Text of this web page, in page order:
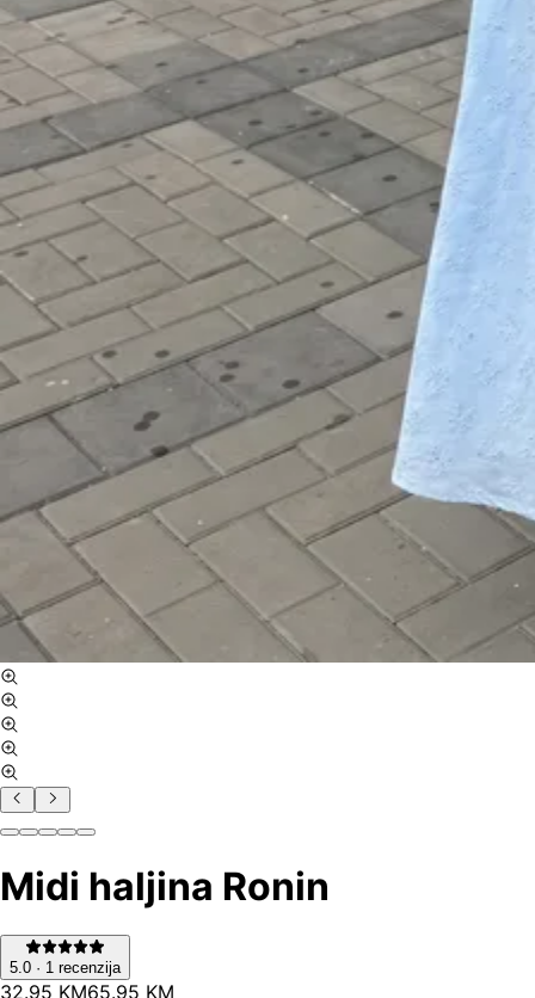
Midi haljina Ronin
5.0 · 1 recenzija
32.95 KM65.95 KM